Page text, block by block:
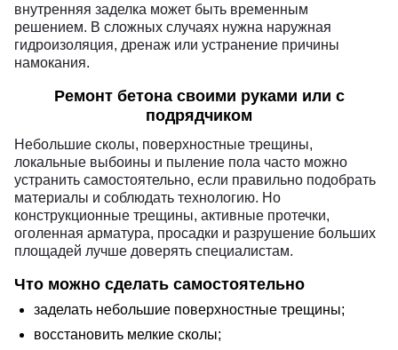
внутренняя заделка может быть временным
решением. В сложных случаях нужна наружная
гидроизоляция, дренаж или устранение причины
намокания.
Ремонт бетона своими руками или с
подрядчиком
Небольшие сколы, поверхностные трещины,
локальные выбоины и пыление пола часто можно
устранить самостоятельно, если правильно подобрать
материалы и соблюдать технологию. Но
конструкционные трещины, активные протечки,
оголенная арматура, просадки и разрушение больших
площадей лучше доверять специалистам.
Что можно сделать самостоятельно
заделать небольшие поверхностные трещины;
восстановить мелкие сколы;